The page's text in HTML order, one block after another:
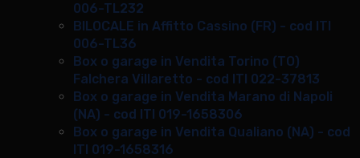
006-TL232
BILOCALE in Affitto Cassino (FR) - cod ITI
006-TL36
Box o garage in Vendita Torino (TO)
Falchera Villaretto - cod ITI 022-37813
Box o garage in Vendita Marano di Napoli
(NA) - cod ITI 019-1658306
Box o garage in Vendita Qualiano (NA) - cod
ITI 019-1658316